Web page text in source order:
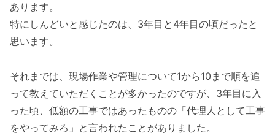
あります。
特にしんどいと感じたのは、3年目と4年目の頃だったと
思います。
それまでは、現場作業や管理について1から10まで順を追
って教えていただくことが多かったのですが、3年目に入
った頃、低額の工事ではあったものの「代理人として工事
をやってみろ」と言われたことがありました。